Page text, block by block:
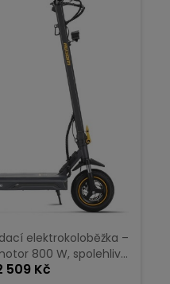
elektrokoloběžka –
800 W, spolehlivá
i každodenní jízdu
509 Kč